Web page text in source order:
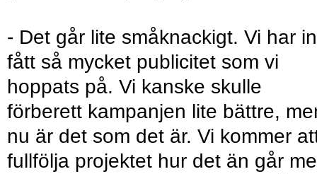
- Det går lite småknackigt. Vi har
fått så mycket publicitet som vi
hoppats på. Vi kanske skulle
förberett kampanjen lite bättre,
nu är det som det är. Vi kommer
fullfölja projektet hur det än går